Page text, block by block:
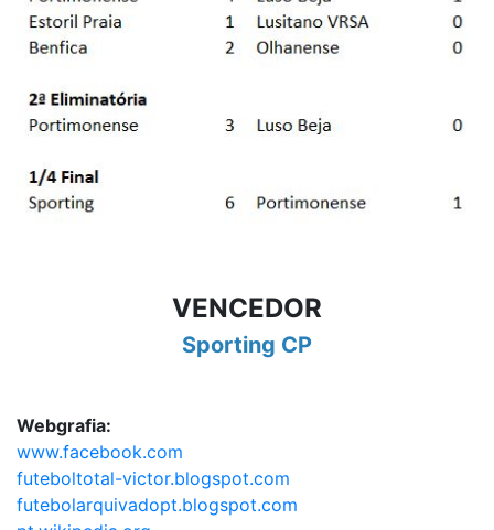
VENCEDOR
Sporting CP
Webgrafia:
www.facebook.com
futeboltotal-victor.blogspot.com
futebolarquivadopt.blogspot.com